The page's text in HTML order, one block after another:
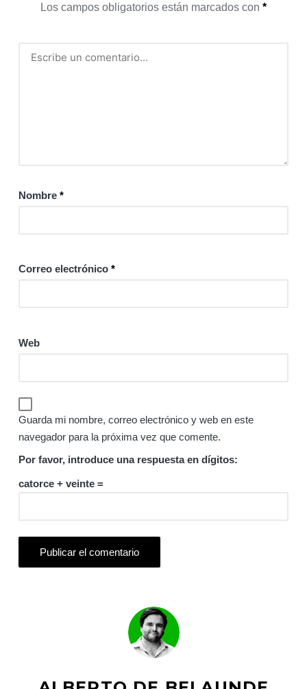
Los campos obligatorios están marcados con *
Nombre *
Correo electrónico *
Web
Guarda mi nombre, correo electrónico y web en este
navegador para la próxima vez que comente.
Por favor, introduce una respuesta en dígitos:
catorce + veinte =